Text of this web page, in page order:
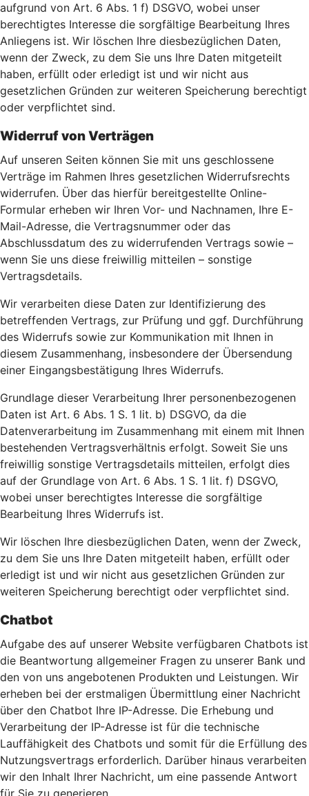
aufgrund von Art. 6 Abs. 1 f) DSGVO, wobei unser
berechtigtes Interesse die sorgfältige Bearbeitung Ihres
Anliegens ist. Wir löschen Ihre diesbezüglichen Daten,
wenn der Zweck, zu dem Sie uns Ihre Daten mitgeteilt
haben, erfüllt oder erledigt ist und wir nicht aus
gesetzlichen Gründen zur weiteren Speicherung berechtigt
oder verpflichtet sind.
Widerruf von Verträgen
Auf unseren Seiten können Sie mit uns geschlossene
Verträge im Rahmen Ihres gesetzlichen Widerrufsrechts
widerrufen. Über das hierfür bereitgestellte Online-
Formular erheben wir Ihren Vor- und Nachnamen, Ihre E-
Mail-Adresse, die Vertragsnummer oder das
Abschlussdatum des zu widerrufenden Vertrags sowie –
wenn Sie uns diese freiwillig mitteilen – sonstige
Vertragsdetails.
Wir verarbeiten diese Daten zur Identifizierung des
betreffenden Vertrags, zur Prüfung und ggf. Durchführung
des Widerrufs sowie zur Kommunikation mit Ihnen in
diesem Zusammenhang, insbesondere der Übersendung
einer Eingangsbestätigung Ihres Widerrufs.
Grundlage dieser Verarbeitung Ihrer personenbezogenen
Daten ist Art. 6 Abs. 1 S. 1 lit. b) DSGVO, da die
Datenverarbeitung im Zusammenhang mit einem mit Ihnen
bestehenden Vertragsverhältnis erfolgt. Soweit Sie uns
freiwillig sonstige Vertragsdetails mitteilen, erfolgt dies
auf der Grundlage von Art. 6 Abs. 1 S. 1 lit. f) DSGVO,
wobei unser berechtigtes Interesse die sorgfältige
Bearbeitung Ihres Widerrufs ist.
Wir löschen Ihre diesbezüglichen Daten, wenn der Zweck,
zu dem Sie uns Ihre Daten mitgeteilt haben, erfüllt oder
erledigt ist und wir nicht aus gesetzlichen Gründen zur
weiteren Speicherung berechtigt oder verpflichtet sind.
Chatbot
Aufgabe des auf unserer Website verfügbaren Chatbots ist
die Beantwortung allgemeiner Fragen zu unserer Bank und
den von uns angebotenen Produkten und Leistungen. Wir
erheben bei der erstmaligen Übermittlung einer Nachricht
über den Chatbot Ihre IP-Adresse. Die Erhebung und
Verarbeitung der IP-Adresse ist für die technische
Lauffähigkeit des Chatbots und somit für die Erfüllung des
Nutzungsvertrags erforderlich. Darüber hinaus verarbeiten
wir den Inhalt Ihrer Nachricht, um eine passende Antwort
für Sie zu generieren.